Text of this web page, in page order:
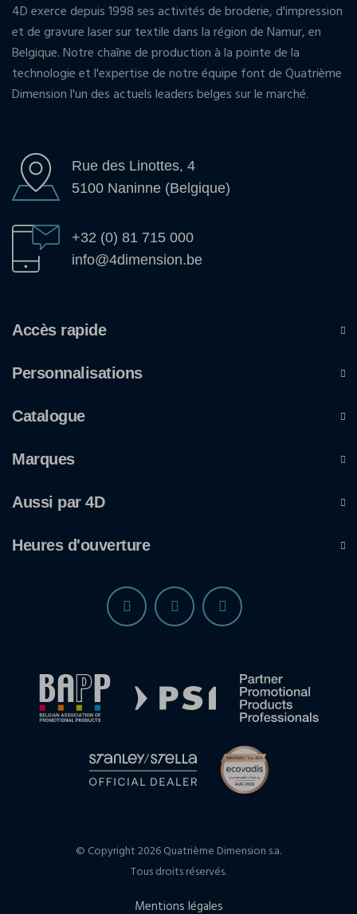
4D exerce depuis 1998 ses activités de broderie, d'impression
et de gravure laser sur textile dans la région de Namur, en
Belgique. Notre chaîne de production à la pointe de la
technologie et l'expertise de notre équipe font de Quatrième
Dimension l'un des actuels leaders belges sur le marché.
Rue des Linottes, 4
5100 Naninne (Belgique)
+32 (0) 81 715 000
info@4dimension.be
Accès rapide
Personnalisations
Catalogue
Marques
Aussi par 4D
Heures d'ouverture
© Copyright 2026 Quatrième Dimension s.a.
Tous droits réservés.
Mentions légales